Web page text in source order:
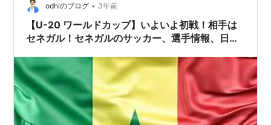
も応援に力が入るくらいだ。
odhiのブログ • 3年前
【U-20 ワールドカップ】いよいよ初戦！相手は
セネガル！セネガルのサッカー、選手情報、日本
などなど徹底紹介！！